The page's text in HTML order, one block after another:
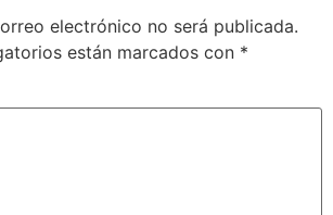
electrónico no será publicada.
están marcados con *